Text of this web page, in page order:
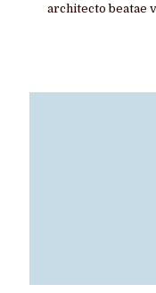
architecto beatae